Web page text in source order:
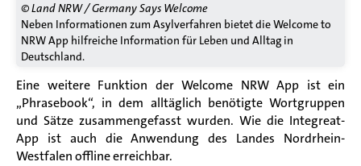
© Land NRW / Germany Says Welcome
Neben Informationen zum Asylverfahren bietet die Welcome to
NRW App hilfreiche Information für Leben und Alltag in
Deutschland.
Eine weitere Funktion der Welcome NRW App ist ein
„Phrasebook“, in dem alltäglich benötigte Wortgruppen
und Sätze zusammengefasst wurden. Wie die Integreat-
App ist auch die Anwendung des Landes Nordrhein-
Westfalen offline erreichbar.